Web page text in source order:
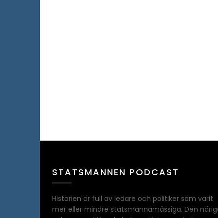
STATSMANNEN PODCAST
Historien är full av ledare och politiker som varit
mer eller mindre statsmannamässiga. Den